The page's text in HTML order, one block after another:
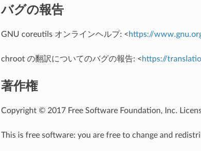
バグの報告
GNU coreutils オンラインヘルプ: <https://
chroot の翻訳についてのバグの報告: <https://
著作権
Copyright © 2017 Free Software Foundation, Inc.
This is free software: you are free to change and